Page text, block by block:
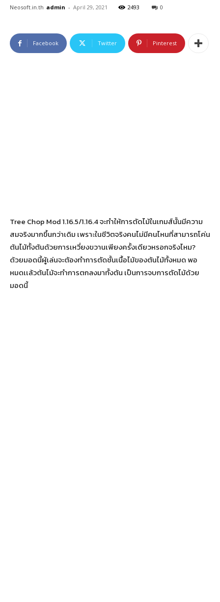
Neosoft.in.th admin - April 29, 2021 2493 0
Facebook Twitter Pinterest
Tree Chop Mod 1.16.5/1.16.4 จะทำให้การตัดไม้ในเกมส์นั้นมีความ
สมจริงมากขึ้นกว่าเดิม เพราะในชีวิตจริงคนไม่มีคนไหนที่สามารถโค่น
ต้นไม้ทั้งต้นด้วยการเหวี่ยงขวานเพียงครั้งเดียวหรอกจริงไหม?
ด้วยมอดนี้ผู้เล่นจะต้องทำการตัดชั้นเนื้อไม้ของต้นไม้ทั้งหมด พอ
หมดเเล้วต้นไม้จะทำการตกลงมาทั้งต้น เป็นการจบการตัดไม้ด้วย
มอดนี้